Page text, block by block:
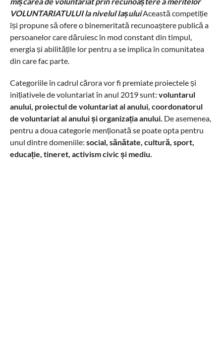
VOLUNTARIATULUI la nivelul IașuluiAceastă competiție
își propune să ofere o binemeritată recunoaștere publică a
persoanelor care dăruiesc în mod constant din timpul,
energia și abilitățile lor pentru a se implica în comunitatea
din care fac parte.
Categoriile în cadrul cărora vor fi premiate proiectele și
inițiativele de voluntariat în anul 2019 sunt: voluntarul
anului, proiectul de voluntariat al anului, coordonatorul
de voluntariat al anului și organizația anului. De asemenea,
pentru a doua categorie menționată se poate opta pentru
unul dintre domeniile: social, sănătate, cultură, sport,
educație, tineret, activism civic și mediu.